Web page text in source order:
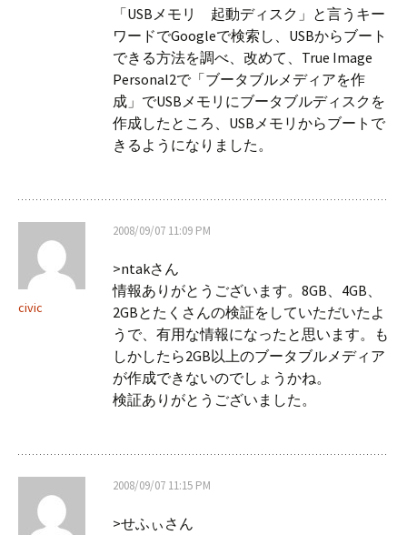
「USBメモリ 起動ディスク」と言うキー
ワードでGoogleで検索し、USBからブート
できる方法を調べ、改めて、True Image
Personal2で「ブータブルメディアを作
成」でUSBメモリにブータブルディスクを
作成したところ、USBメモリからブートで
きるようになりました。
civic
2008/09/07 11:09 PM
>ntakさん
情報ありがとうございます。8GB、4GB、
2GBとたくさんの検証をしていただいたよ
うで、有用な情報になったと思います。も
しかしたら2GB以上のブータブルメディア
が作成できないのでしょうかね。
検証ありがとうございました。
2008/09/07 11:15 PM
>せふぃさん